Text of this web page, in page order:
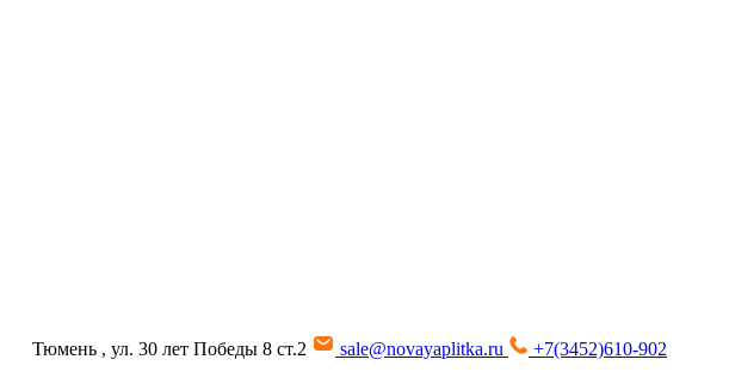
Тюмень , ул. 30 лет Победы 8 ст.2 sale@novayaplitka.ru
+7(3452)610-902